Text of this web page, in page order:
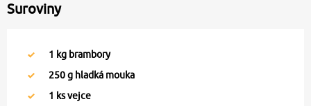
Suroviny
1 kg brambory
250g hladká mouka
1 ks vejce